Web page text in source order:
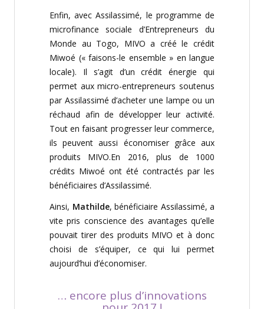
Enfin, avec Assilassimé, le programme de
microfinance sociale d’Entrepreneurs du
Monde au Togo, MIVO a créé le crédit
Miwoé (« faisons-le ensemble » en langue
locale). Il s’agit d’un crédit énergie qui
permet aux micro-entrepreneurs soutenus
par Assilassimé d’acheter une lampe ou un
réchaud afin de développer leur activité.
Tout en faisant progresser leur commerce,
ils peuvent aussi économiser grâce aux
produits MIVO.En 2016, plus de 1000
crédits Miwoé ont été contractés par les
bénéficiaires d’Assilassimé.
Ainsi, Mathilde, bénéficiaire Assilassimé, a
vite pris conscience des avantages qu’elle
pouvait tirer des produits MIVO et à donc
choisi de s’équiper, ce qui lui permet
aujourd’hui d’économiser.
… encore plus d’innovations